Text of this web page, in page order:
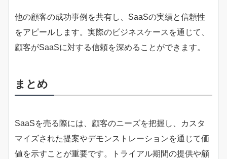
他の顧客の成功事例を共有し、SaaSの実績と信頼性
をアピールします。実際のビジネスケースを通じて、
顧客がSaaSに対する信頼を深めることができます。
まとめ
SaaSを売る際には、顧客のニーズを把握し、カスタ
マイズされた提案やデモンストレーションを通じて価
値を示すことが重要です。トライアル期間の提供や顧